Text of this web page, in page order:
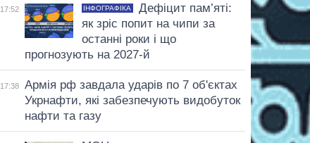
17:52 ІНФОГРАФІКА
Дефіцит пам’яті:
як зріс попит на чипи за
останні роки і що
прогнозують на 2027-й
17:38
Армія рф завдала ударів по 7 об'єктах
Укрнафти, які забезпечують видобуток
нафти та газу